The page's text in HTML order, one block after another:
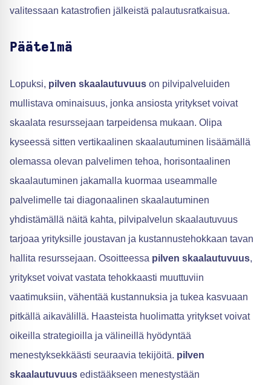
valitessaan katastrofien jälkeistä palautusratkaisua.
Päätelmä
Lopuksi, pilven skaalautuvuus on pilvipalveluiden
mullistava ominaisuus, jonka ansiosta yritykset voivat
skaalata resurssejaan tarpeidensa mukaan. Olipa
kyseessä sitten vertikaalinen skaalautuminen lisäämällä
olemassa olevan palvelimen tehoa, horisontaalinen
skaalautuminen jakamalla kuormaa useammalle
palvelimelle tai diagonaalinen skaalautuminen
yhdistämällä näitä kahta, pilvipalvelun skaalautuvuus
tarjoaa yrityksille joustavan ja kustannustehokkaan tavan
hallita resurssejaan. Osoitteessa pilven skaalautuvuus,
yritykset voivat vastata tehokkaasti muuttuviin
vaatimuksiin, vähentää kustannuksia ja tukea kasvuaan
pitkällä aikavälillä. Haasteista huolimatta yritykset voivat
oikeilla strategioilla ja välineillä hyödyntää
menestyksekkäästi seuraavia tekijöitä. pilven
skaalautuvuus edistääkseen menestystään